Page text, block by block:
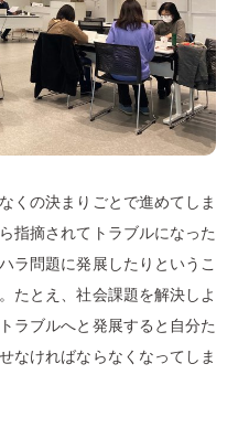
くの決まりごとで進めてしま
指摘されてトラブルになった
ラ問題に発展したりというこ
たとえ、社会課題を解決しよ
ラブルへと発展すると自分た
なければならなくなってしま